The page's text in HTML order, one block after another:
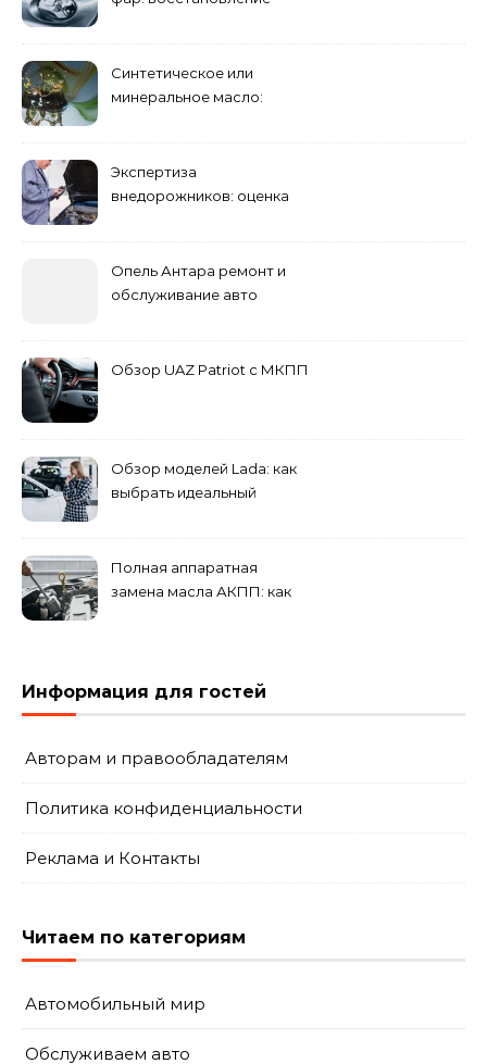
Синтетическое или
минеральное масло:
Экспертиза
внедорожников: оценка
Опель Антара ремонт и
обслуживание авто
Обзор UAZ Patriot с МКПП
Обзор моделей Lada: как
выбрать идеальный
Полная аппаратная
замена масла АКПП: как
Информация для гостей
Авторам и правообладателям
Политика конфиденциальности
Реклама и Контакты
Читаем по категориям
Автомобильный мир
Обслуживаем авто